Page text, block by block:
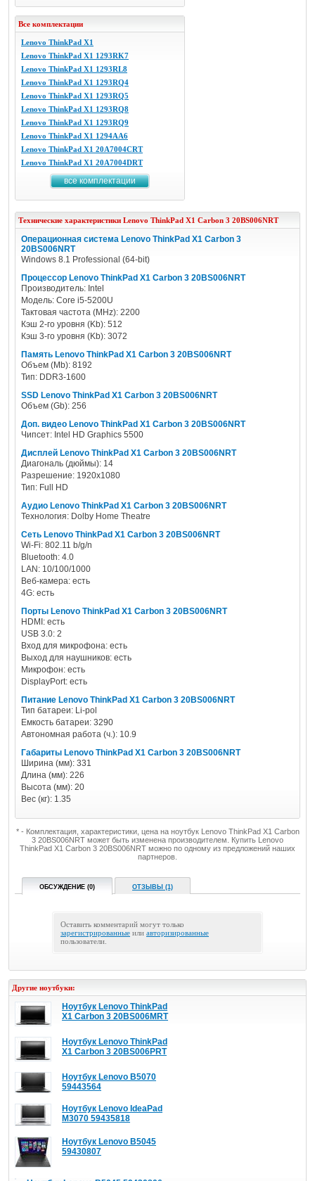
Все комплектации
Lenovo ThinkPad X1
Lenovo ThinkPad X1 1293RK7
Lenovo ThinkPad X1 1293RL8
Lenovo ThinkPad X1 1293RQ4
Lenovo ThinkPad X1 1293RQ5
Lenovo ThinkPad X1 1293RQ8
Lenovo ThinkPad X1 1293RQ9
Lenovo ThinkPad X1 1294AA6
Lenovo ThinkPad X1 20A7004CRT
Lenovo ThinkPad X1 20A7004DRT
все комплектации
Технические характеристики Lenovo ThinkPad X1 Carbon 3 20BS006NRT
Операционная система Lenovo ThinkPad X1 Carbon 3
20BS006NRT
Windows 8.1 Professional (64-bit)
Процессор Lenovo ThinkPad X1 Carbon 3 20BS006NRT
Производитель: Intel
Модель: Core i5-5200U
Тактовая частота (MHz): 2200
Кэш 2-го уровня (Kb): 512
Кэш 3-го уровня (Kb): 3072
Память Lenovo ThinkPad X1 Carbon 3 20BS006NRT
Объем (Mb): 8192
Тип: DDR3-1600
SSD Lenovo ThinkPad X1 Carbon 3 20BS006NRT
Объем (Gb): 256
Доп. видео Lenovo ThinkPad X1 Carbon 3 20BS006NRT
Чипсет: Intel HD Graphics 5500
Дисплей Lenovo ThinkPad X1 Carbon 3 20BS006NRT
Диагональ (дюймы): 14
Разрешение: 1920x1080
Тип: Full HD
Аудио Lenovo ThinkPad X1 Carbon 3 20BS006NRT
Технология: Dolby Home Theatre
Сеть Lenovo ThinkPad X1 Carbon 3 20BS006NRT
Wi-Fi: 802.11 b/g/n
Bluetooth: 4.0
LAN: 10/100/1000
Веб-камера: есть
4G: есть
Порты Lenovo ThinkPad X1 Carbon 3 20BS006NRT
HDMI: есть
USB 3.0: 2
Вход для микрофона: есть
Выход для наушников: есть
Микрофон: есть
DisplayPort: есть
Питание Lenovo ThinkPad X1 Carbon 3 20BS006NRT
Тип батареи: Li-pol
Емкость батареи: 3290
Автономная работа (ч.): 10.9
Габариты Lenovo ThinkPad X1 Carbon 3 20BS006NRT
Ширина (мм): 331
Длина (мм): 226
Высота (мм): 20
Вес (кг): 1.35
* - Комплектация, характеристики, цена на ноутбук Lenovo ThinkPad X1 Carbon
3 20BS006NRT может быть изменена производителем. Купить Lenovo
ThinkPad X1 Carbon 3 20BS006NRT можно по одному из предложений наших
партнеров.
ОБСУЖДЕНИЕ (0) ОТЗЫВЫ (1)
Оставить комментарий могут только
зарегистрированные или авторизированные
пользователи.
Другие ноутбуки:
Ноутбук Lenovo ThinkPad
X1 Carbon 3 20BS006MRT
Ноутбук Lenovo ThinkPad
X1 Carbon 3 20BS006PRT
Ноутбук Lenovo B5070
59443564
Ноутбук Lenovo IdeaPad
M3070 59435818
Ноутбук Lenovo B5045
59430807